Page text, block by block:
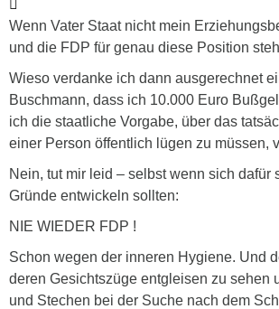
Wenn Vater Staat nicht mein
und die FDP für genau diese Position
Wieso verdanke ich dann ausgerechnet
Buschmann, dass ich 10.000 Euro
ich die staatliche Vorgabe, über das
einer Person öffentlich lügen zu müssen,
Nein, tut mir leid – selbst wenn sich dafür
Gründe entwickeln sollten:
NIE WIEDER FDP !
Schon wegen der inneren Hygiene. Und
deren Gesichtszüge entgleisen zu sehen
und Stechen bei der Suche nach dem